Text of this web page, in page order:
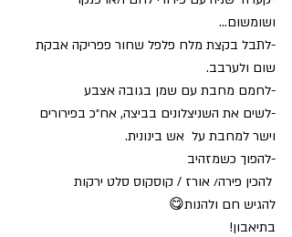
ושומשום…
-לתבל בקצת מלח פלפל שחור פפריקה אבקת
שום ולערבב.
-לחמם מחבת עם שמן בגובה אצבע
-לשים את השניצלונים בביצה, אח״כ בפירורים
וישר למחבת על  אש בינונית.
-להפוך כשמזהיב
להגיש חם ולהנות😋
בתיאבון!